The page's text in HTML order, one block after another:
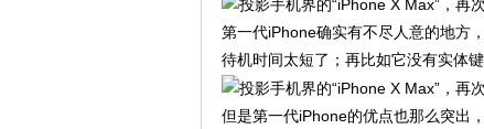
第一代iPhone确实有不尽人意的地方
待机时间太短了；再比如它没有实体
但是第一代iPhone的优点也那么突出